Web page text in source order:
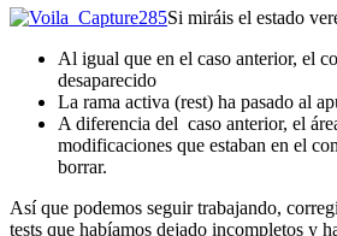
Si miráis el estado
Al igual que en el caso anterior, el
desaparecido
La rama activa (rest) ha pasado al
A diferencia del caso anterior, el
modificaciones que estaban en el
borrar.
Así que podemos seguir trabajando,
tests que habíamos dejado incompletos y